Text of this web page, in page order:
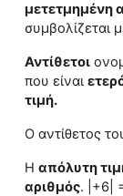
μετετμημένη α
συμβολίζεται
Αντίθετοι
που είναι
τιμή.
Ο αντίθετος
H απόλυτη
αριθμός. |+6|